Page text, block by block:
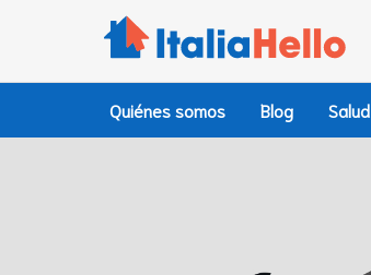
Quiénes somos Blog Salud